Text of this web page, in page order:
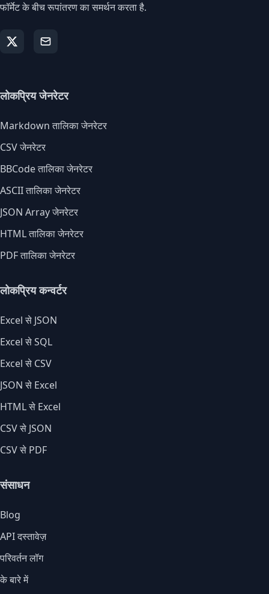
फॉर्मेट के बीच रूपांतरण का समर्थन करता है.
लोकप्रिय जेनरेटर
Markdown तालिका जेनरेटर
CSV जेनरेटर
BBCode तालिका जेनरेटर
ASCII तालिका जेनरेटर
JSON Array जेनरेटर
HTML तालिका जेनरेटर
PDF तालिका जेनरेटर
लोकप्रिय कन्वर्टर
Excel से JSON
Excel से SQL
Excel से CSV
JSON से Excel
HTML से Excel
CSV से JSON
CSV से PDF
संसाधन
Blog
API दस्तावेज़
परिवर्तन लॉग
के बारे में